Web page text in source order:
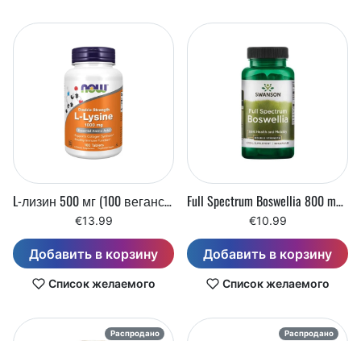
L-лизин 500 мг (100 веганских капсул)
€13.99
Добавить в корзину
Список желаемого
Full Spectrum Boswellia 800 mg Double Strength (60 капсул)
€10.99
Добавить в корзину
Список желаемого
Распродано Распродано